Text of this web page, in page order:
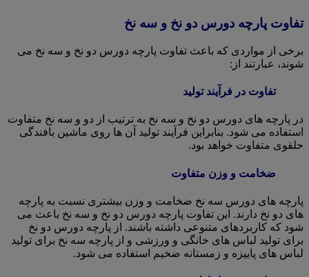
تفاوت پارچه دورس دو نخ و سه نخ
برخی از مواردی که باعث تفاوت پارچه دورس دو نخ و سه نخ می
شوند، عبارتند از:
تفاوت در فرآیند تولید
در پارچه های دورس دو نخ و سه نخ به ترتیب از دو و سه نخ متفاوت
استفاده می شود. بنابراین فرآیند تولید آن ها روی ماشین بافندگی
حلقوی متفاوت خواهد بود.
ضخامت و وزن متفاوت
پارچه های دورس سه نخ ضخامت و وزن بیشتری نسبت به پارچه
های دو نخ دارند. این تفاوت پارچه دورس دو نخ و سه نخ باعث می
شود که کاربردهای متنوعی داشته باشند. از پارچه دورس دو نخ
برای تولید لباس های خانگی و ورزشی و از پارچه سه نخ برای تولید
لباس های پاییزه و زمستانه ضخیم استفاده می شود.